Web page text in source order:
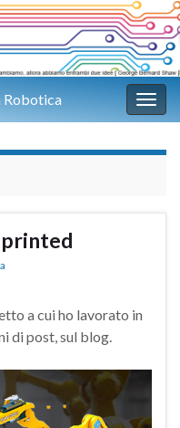
Robotica
a cui ho lavorato in
di post, sul blog.